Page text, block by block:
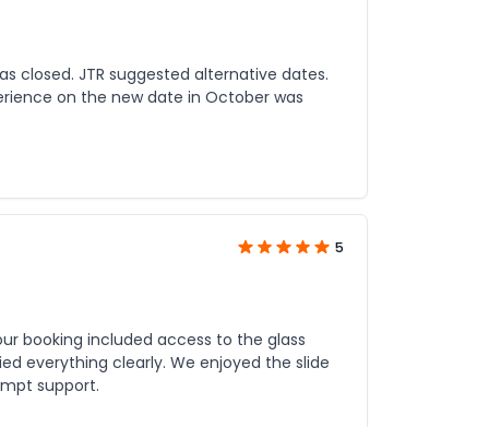
closed. JTR suggested alternative dates.
on the new date in October was
5
booking included access to the glass
everything clearly. We enjoyed the slide
support.